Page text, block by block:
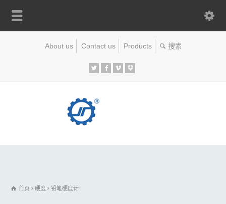
About us Contact us Products
首页 硬度 铅笔硬度计